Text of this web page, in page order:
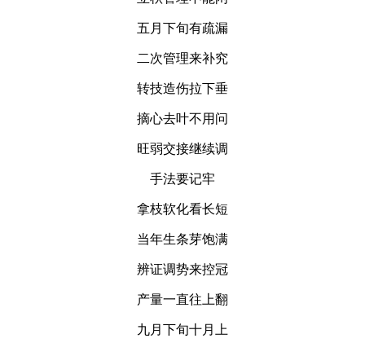
五月下旬有疏漏
二次管理来补究
转技造伤拉下垂
摘心去叶不用问
旺弱交接继续调
手法要记牢
拿枝软化看长短
当年生条芽饱满
辨证调势来控冠
产量一直往上翻
九月下旬十月上